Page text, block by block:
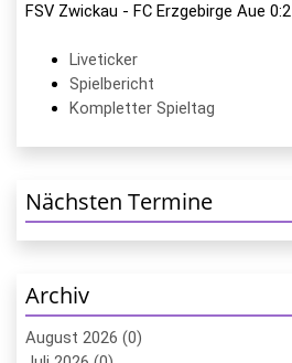
FSV Zwickau - FC Erzgebirge Aue 0:2
Liveticker
Spielbericht
Kompletter Spieltag
Nächsten Termine
Archiv
August 2026 (0)